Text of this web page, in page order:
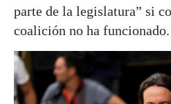
parte de la legislatura” si
coalición no ha funcionado.